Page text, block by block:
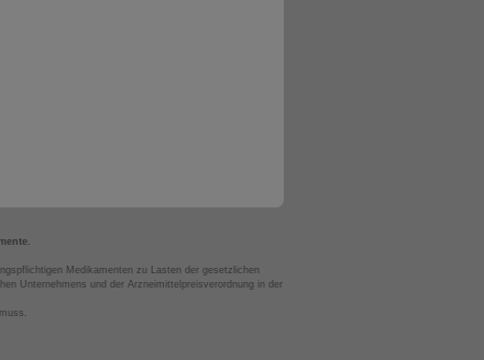
Medikamenten zu Lasten der gesetzlichen
Unternehmens und der Arzneimittelpreisverordnung in der